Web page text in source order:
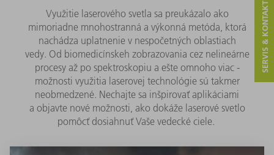
Využitie laserového svetla sa preukázalo ako
mimoriadne mnohostranná a výkonná metóda, ktorá
nachádza uplatnenie v nespočetných oblastiach
vedy. Od biomedicínskeh zobrazovania cez nelineárne
procesy až po spektroskopiu a ešte omnoho viac -
možnosti využitia laserovej technológie sú takmer
neobmedzené. Nechajte sa inšpirovať aplikáciami
a objavte nové možnosti, ako dokáže laserové svetlo
pomôcť dosiahnuť Vaše vedecké ciele.
SERVIS & KONTAKT